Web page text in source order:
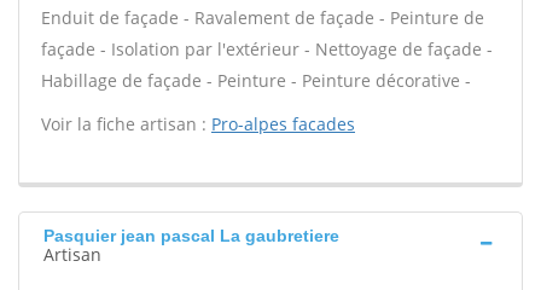
Enduit de façade - Ravalement de façade - Peinture de
façade - Isolation par l'extérieur - Nettoyage de façade -
Habillage de façade - Peinture - Peinture décorative -
Voir la fiche artisan : Pro-alpes facades
Pasquier jean pascal La gaubretiere
Artisan